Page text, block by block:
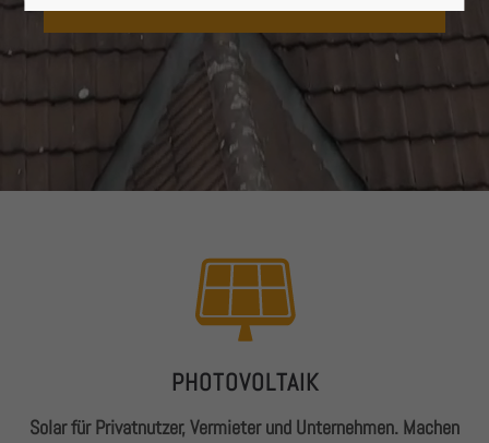
24h / 365days
Get in touch
376-293 City Road, Suite 600
PHOTOVOLTAIK
Solar für Privatnutzer, Vermieter und Unternehmen. Machen